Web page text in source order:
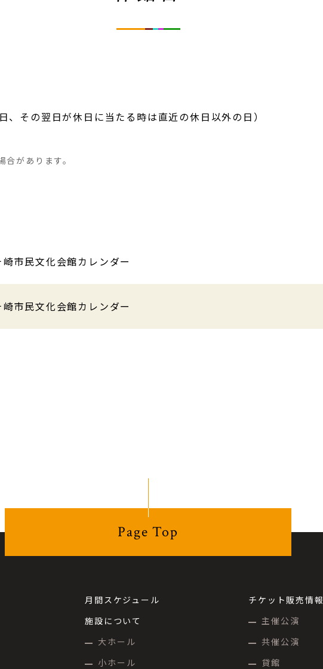
、その翌日が休日に当たる時は直近の休日以外の日）
があります。
市民文化会館カレンダー
市民文化会館カレンダー
Page Top
月間スケジュール
施設について
大ホール
小ホール
チケット販売情報
主催公演
共催公演
貸館